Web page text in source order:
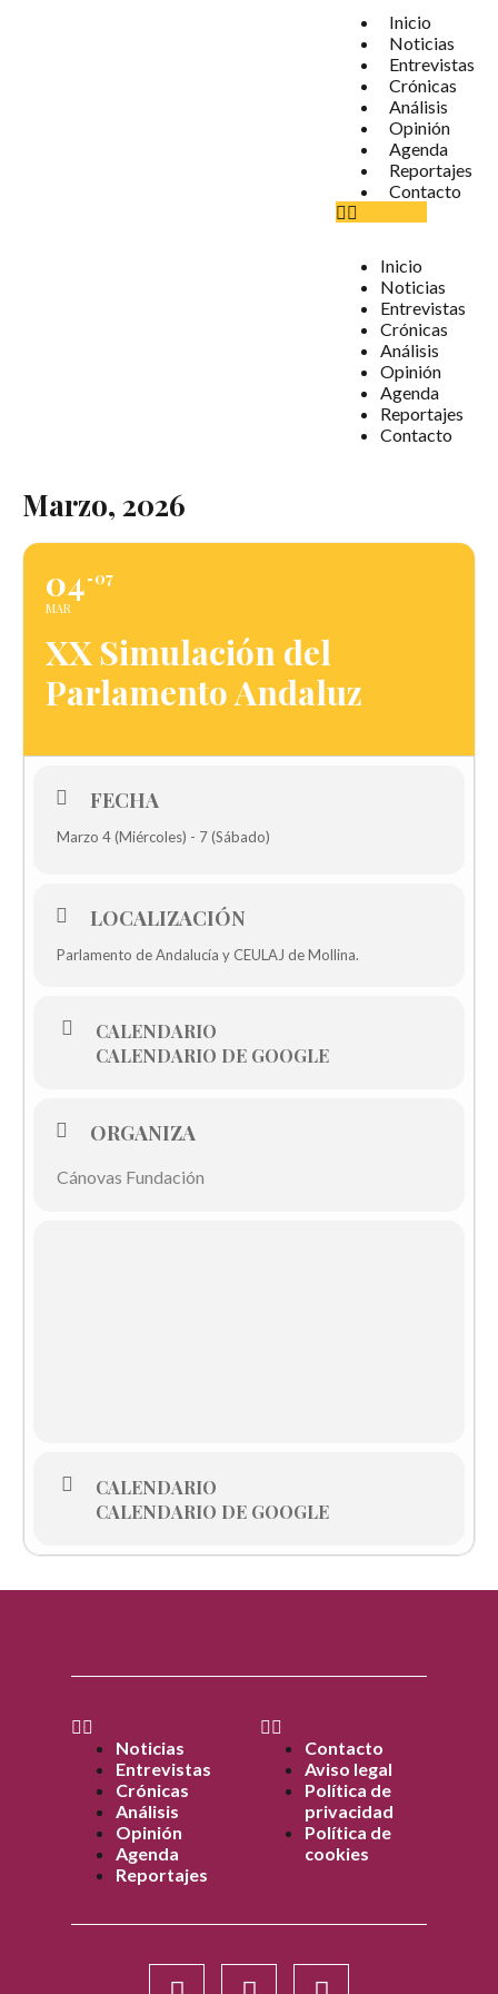
Inicio
Noticias
Entrevistas
Crónicas
Análisis
Opinión
Agenda
Reportajes
Contacto
Inicio
Noticias
Entrevistas
Crónicas
Análisis
Opinión
Agenda
Reportajes
Contacto
Marzo, 2026
04
MAR
07
XX Simulación del
Parlamento Andaluz
FECHA
Marzo 4 (Miércoles) - 7 (Sábado)
LOCALIZACIÓN
Parlamento de Andalucía y CEULAJ de Mollina.
CALENDARIO
CALENDARIO DE GOOGLE
ORGANIZA
Cánovas Fundación
CALENDARIO
CALENDARIO DE GOOGLE
Noticias
Entrevistas
Crónicas
Análisis
Opinión
Agenda
Reportajes
Contacto
Aviso legal
Política de
privacidad
Política de
cookies